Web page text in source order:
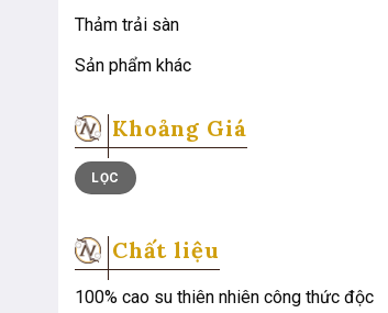
Thảm trải sàn
Sản phẩm khác
Khoảng Giá
Giá
tối
thiểu
Giá
tối
đa
LỌC
Chất liệu
100% cao su thiên nhiên công thức độc